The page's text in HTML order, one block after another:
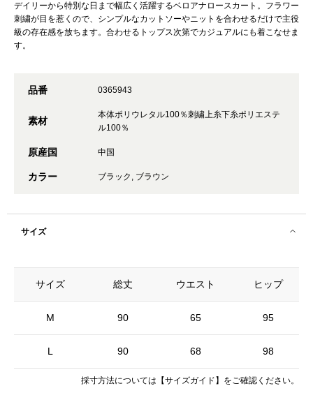
デイリーから特別な日まで幅広く活躍するベロアナロースカート。フラワー
刺繍が目を惹くので、シンプルなカットソーやニットを合わせるだけで主役
級の存在感を放ちます。合わせるトップス次第でカジュアルにも着こなせま
す。
品番 0365943
素材
本体ポリウレタル100％刺繍上糸下糸ポリエステ
ル100％
原産国 中国
カラー ブラック, ブラウン
サイズ
サイズ
M
L
総丈 ウエスト ヒップ
90 65 95
90 68 98
採寸方法については 【サイズガイド】 をご確認ください。